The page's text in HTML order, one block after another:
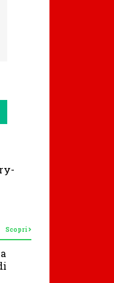
Scopri